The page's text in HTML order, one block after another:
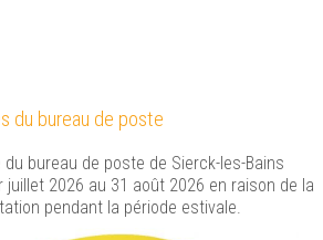
du bureau de poste
bureau de poste de Sierck-les-Bains
2026 au 31 août 2026 en raison de la
pendant la période estivale.